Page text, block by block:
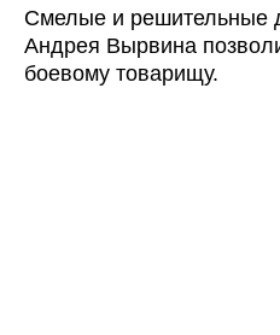
Смелые и решительные
Андрея Вырвина
боевому товарищу.